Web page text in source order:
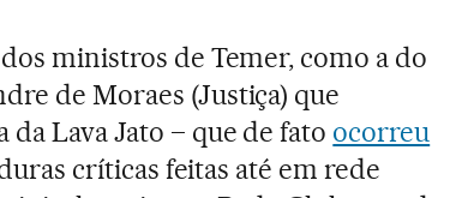
ministros de Temer, como a do
de Moraes (Justiça) que
da Lava Jato – que de fato ocorreu
críticas feitas até em rede